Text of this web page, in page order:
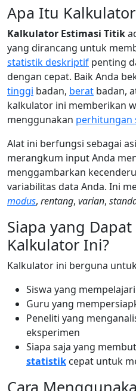
Apa Itu
Kalkulator Estimasi Titik
yang dirancang untuk
statistik deskriptif penting
dengan cepat. Baik Anda
tinggi badan, berat badan,
kalkulator ini memberikan
menggunakan perhitungan
Alat ini berfungsi sebagai
merangkum input Anda
menggambarkan
variabilitas data Anda. Ini
modus, rentang, varian,
Siapa yang
Kalkulator Ini?
Kalkulator ini berguna
Siswa yang mempelajari
Guru yang
Peneliti yang
eksperimen
Siapa saja yang
statistik cepat untuk
Cara